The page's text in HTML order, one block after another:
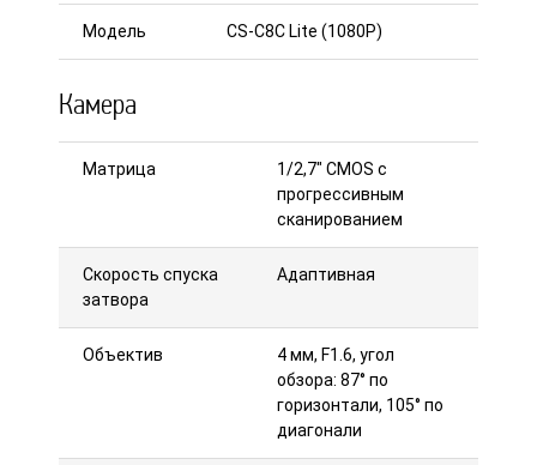
Модель CS-C8C Lite (1080P)
Камера
Матрица
1/2,7" CMOS с
прогрессивным
сканированием
Скорость спуска
затвора
Адаптивная
Объектив
4 мм, F1.6, угол
обзора: 87° по
горизонтали, 105° по
диагонали